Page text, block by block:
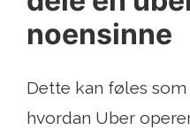
noensinne
Dette kan føles
hvordan Uber